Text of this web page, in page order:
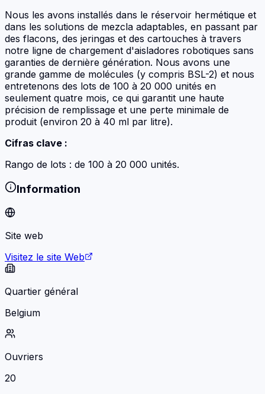
Nous les avons installés dans le réservoir hermétique et
dans les solutions de mezcla adaptables, en passant par
des flacons, des jeringas et des cartouches à travers
notre ligne de chargement d'aisladores robotiques sans
garanties de dernière génération. Nous avons une
grande gamme de molécules (y compris BSL-2) et nous
entretenons des lots de 100 à 20 000 unités en
seulement quatre mois, ce qui garantit une haute
précision de remplissage et une perte minimale de
produit (environ 20 à 40 ml par litre).
Cifras clave :
Rango de lots : de 100 à 20 000 unités.
Information
Site web
Visitez le site Web
Quartier général
Belgium
Ouvriers
20